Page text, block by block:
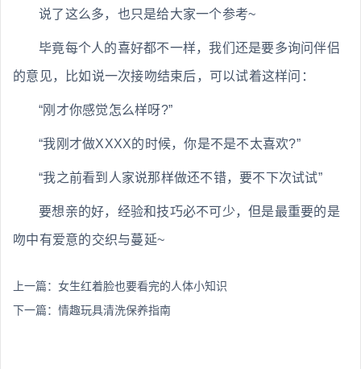
说了这么多，也只是给大家一个参考~
毕竟每个人的喜好都不一样，我们还是要多询问伴侣
的意见，比如说一次接吻结束后，可以试着这样问：
“刚才你感觉怎么样呀?”
“我刚才做XXXX的时候，你是不是不太喜欢?”
“我之前看到人家说那样做还不错，要不下次试试”
要想亲的好，经验和技巧必不可少，但是最重要的是
吻中有爱意的交织与蔓延~
上一篇： 女生红着脸也要看完的人体小知识
下一篇： 情趣玩具清洗保养指南